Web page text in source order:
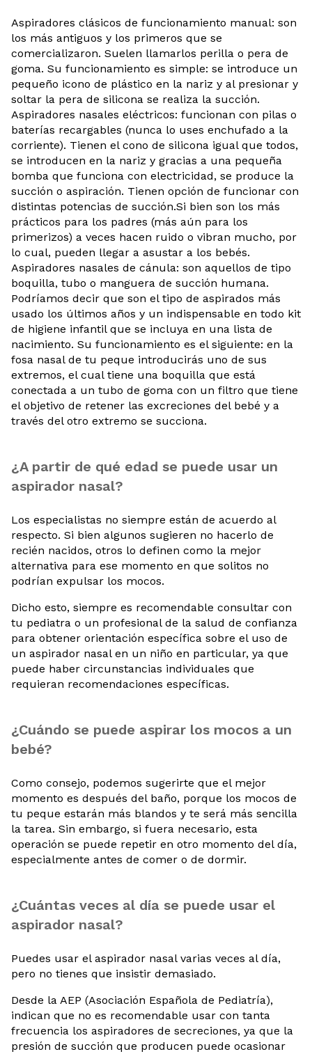
Aspiradores clásicos de funcionamiento manual: son
los más antiguos y los primeros que se
comercializaron. Suelen llamarlos perilla o pera de
goma. Su funcionamiento es simple: se introduce un
pequeño icono de plástico en la nariz y al presionar y
soltar la pera de silicona se realiza la succión.
Aspiradores nasales eléctricos: funcionan con pilas o
baterías recargables (nunca lo uses enchufado a la
corriente). Tienen el cono de silicona igual que todos,
se introducen en la nariz y gracias a una pequeña
bomba que funciona con electricidad, se produce la
succión o aspiración. Tienen opción de funcionar con
distintas potencias de succión.Si bien son los más
prácticos para los padres (más aún para los
primerizos) a veces hacen ruido o vibran mucho, por
lo cual, pueden llegar a asustar a los bebés.
Aspiradores nasales de cánula: son aquellos de tipo
boquilla, tubo o manguera de succión humana.
Podríamos decir que son el tipo de aspirados más
usado los últimos años y un indispensable en todo kit
de higiene infantil que se incluya en una lista de
nacimiento. Su funcionamiento es el siguiente: en la
fosa nasal de tu peque introducirás uno de sus
extremos, el cual tiene una boquilla que está
conectada a un tubo de goma con un filtro que tiene
el objetivo de retener las excreciones del bebé y a
través del otro extremo se succiona.
¿A partir de qué edad se puede usar un
aspirador nasal?
Los especialistas no siempre están de acuerdo al
respecto. Si bien algunos sugieren no hacerlo de
recién nacidos, otros lo definen como la mejor
alternativa para ese momento en que solitos no
podrían expulsar los mocos.
Dicho esto, siempre es recomendable consultar con
tu pediatra o un profesional de la salud de confianza
para obtener orientación específica sobre el uso de
un aspirador nasal en un niño en particular, ya que
puede haber circunstancias individuales que
requieran recomendaciones específicas.
¿Cuándo se puede aspirar los mocos a un
bebé?
Como consejo, podemos sugerirte que el mejor
momento es después del baño, porque los mocos de
tu peque estarán más blandos y te será más sencilla
la tarea. Sin embargo, si fuera necesario, esta
operación se puede repetir en otro momento del día,
especialmente antes de comer o de dormir.
¿Cuántas veces al día se puede usar el
aspirador nasal?
Puedes usar el aspirador nasal varias veces al día,
pero no tienes que insistir demasiado.
Desde la AEP (Asociación Española de Pediatría),
indican que no es recomendable usar con tanta
frecuencia los aspiradores de secreciones, ya que la
presión de succión que producen puede ocasionar